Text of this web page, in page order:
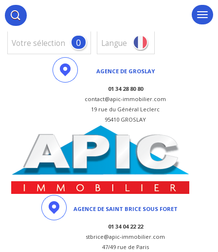
votre sélection 0 Langue
AGENCE DE GROSLAY
01 34 28 80 80
contact@apic-immobilier.com
19 rue du Général Leclerc
95410 GROSLAY
AGENCE DE SAINT BRICE SOUS FORET
01 34 04 22 22
stbrice@apic-immobilier.com
47/49 rue de Paris